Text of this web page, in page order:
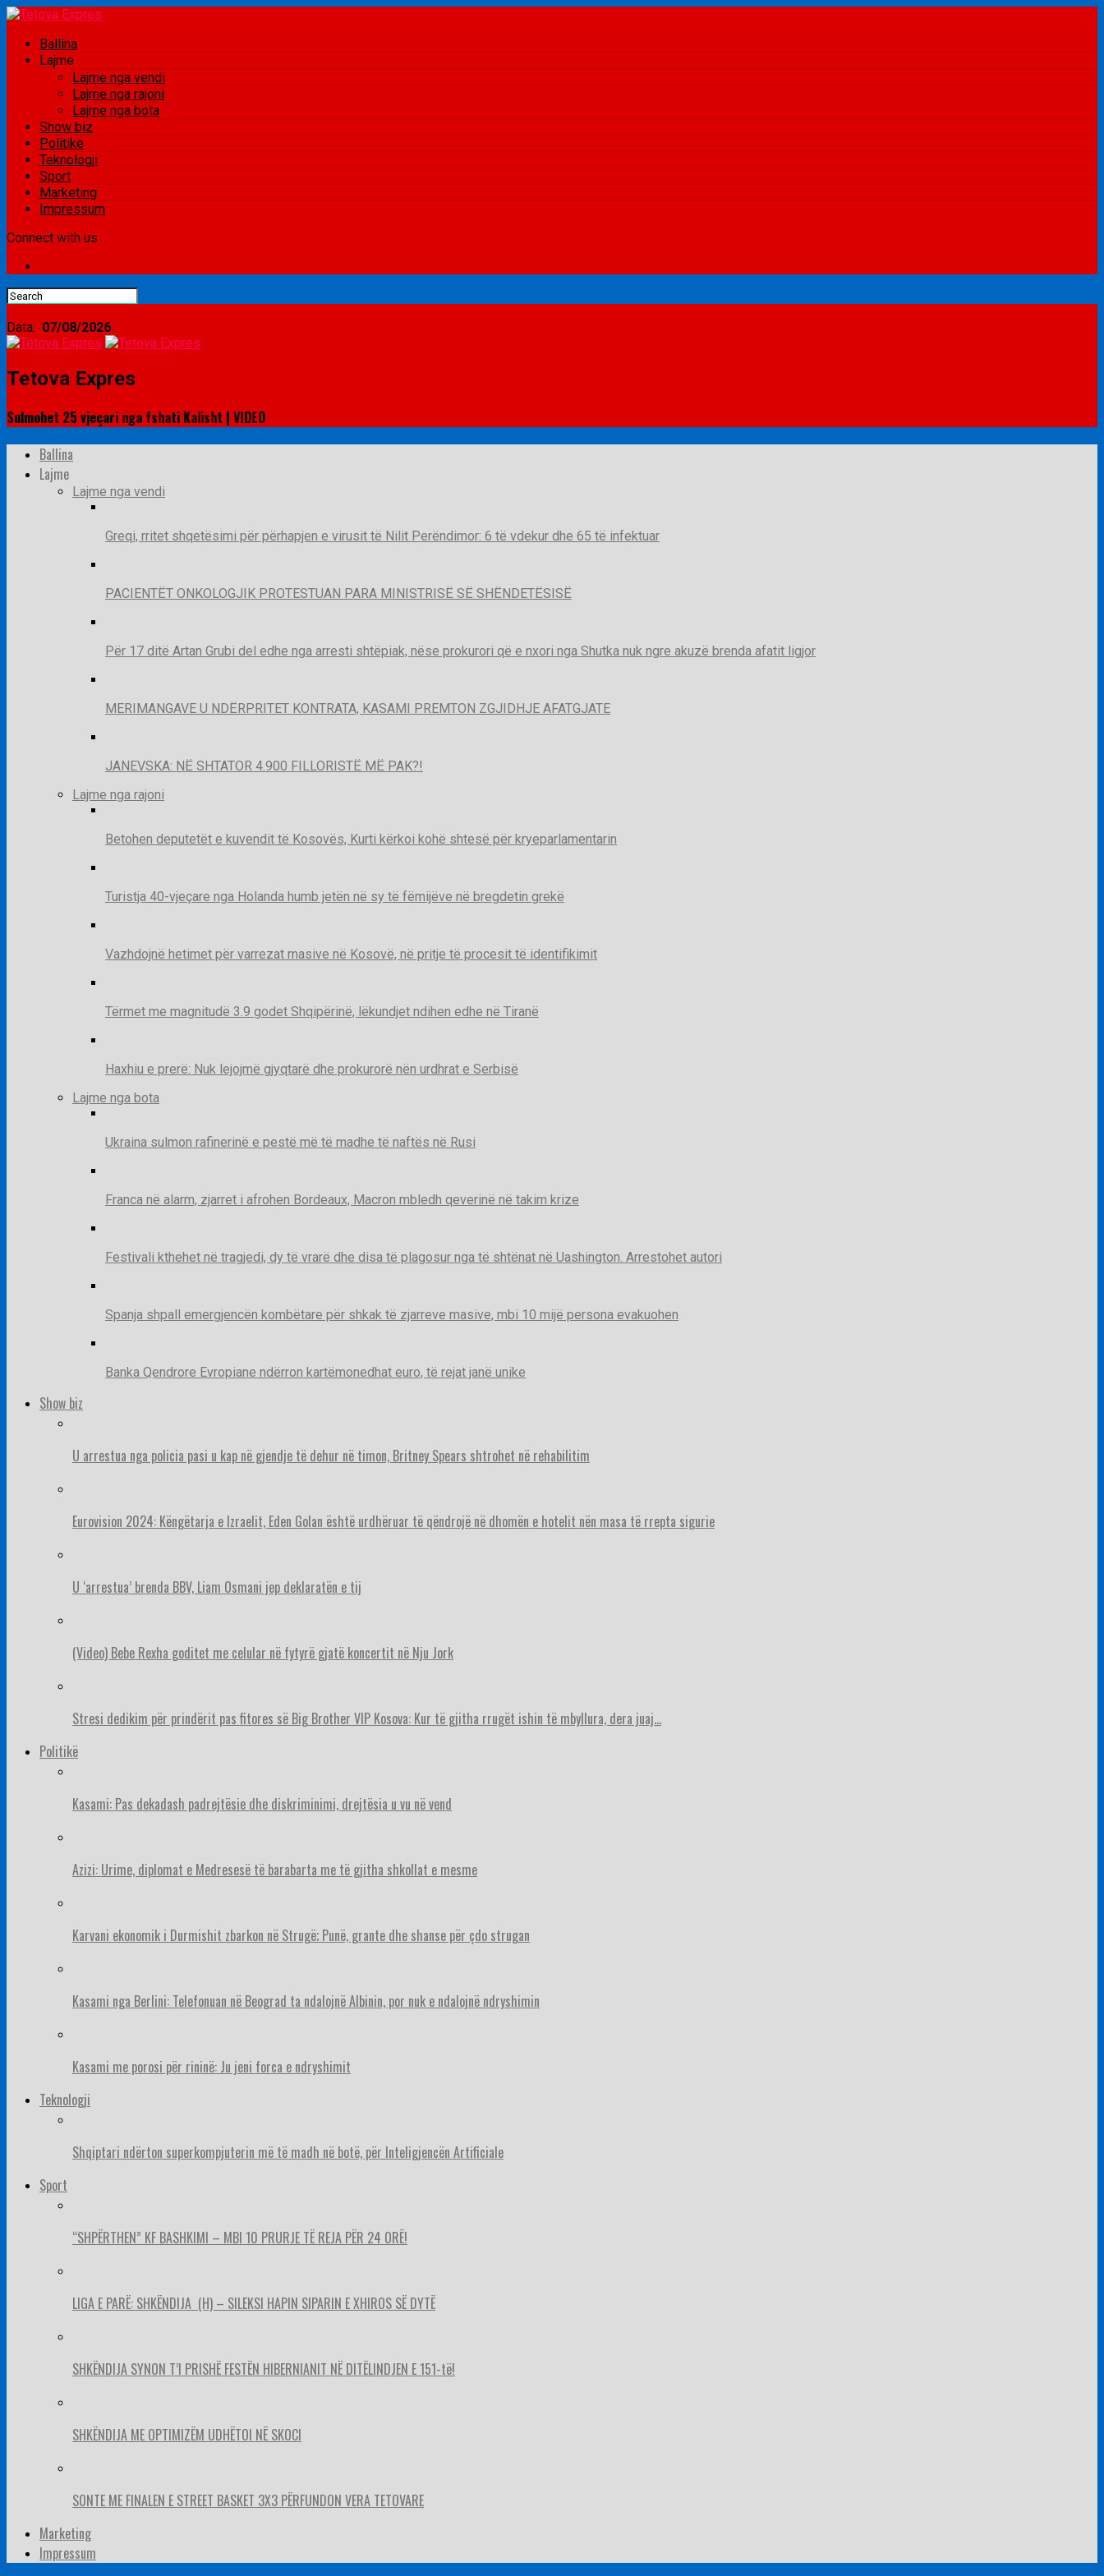
Ballina
Lajme
Lajme nga vendi
Lajme nga rajoni
Lajme nga bota
Show biz
Politikë
Teknologji
Sport
Marketing
Impressum
Connect with us
Data: 07/08/2026
Tetova Expres
Sulmohet 25 vjeçari nga fshati Kalisht | VIDEO
Ballina
Lajme
Lajme nga vendi
Greqi, rritet shqetësimi për përhapjen e virusit të Nilit Perëndimor: 6 të vdekur dhe 65 të infektuar
PACIENTËT ONKOLOGJIK PROTESTUAN PARA MINISTRISË SË SHËNDETËSISË
Për 17 ditë Artan Grubi del edhe nga arresti shtëpiak, nëse prokurori që e nxori nga Shutka nuk ngre akuzë brenda afatit ligjor
MERIMANGAVE U NDËRPRITET KONTRATA, KASAMI PREMTON ZGJIDHJE AFATGJATE
JANEVSKA: NË SHTATOR 4.900 FILLORISTË MË PAK?!
Lajme nga rajoni
Betohen deputetët e kuvendit të Kosovës, Kurti kërkoi kohë shtesë për kryeparlamentarin
Turistja 40-vjeçare nga Holanda humb jetën në sy të fëmijëve në bregdetin grekë
Vazhdojnë hetimet për varrezat masive në Kosovë, në pritje të procesit të identifikimit
Tërmet me magnitudë 3.9 godet Shqipërinë, lëkundjet ndihen edhe në Tiranë
Haxhiu e prerë: Nuk lejojmë gjyqtarë dhe prokurorë nën urdhrat e Serbisë
Lajme nga bota
Ukraina sulmon rafinerinë e pestë më të madhe të naftës në Rusi
Franca në alarm, zjarret i afrohen Bordeaux, Macron mbledh qeverinë në takim krize
Festivali kthehet në tragjedi, dy të vrarë dhe disa të plagosur nga të shtënat në Uashington. Arrestohet autori
Spanja shpall emergjencën kombëtare për shkak të zjarreve masive, mbi 10 mijë persona evakuohen
Banka Qendrore Evropiane ndërron kartëmonedhat euro, të rejat janë unike
Show biz
U arrestua nga policia pasi u kap në gjendje të dehur në timon, Britney Spears shtrohet në rehabilitim
Eurovision 2024: Këngëtarja e Izraelit, Eden Golan është urdhëruar të qëndrojë në dhomën e hotelit nën masa të rrepta sigurie
U ‘arrestua’ brenda BBV, Liam Osmani jep deklaratën e tij
(Video) Bebe Rexha goditet me celular në fytyrë gjatë koncertit në Nju Jork
Stresi dedikim për prindërit pas fitores së Big Brother VIP Kosova: Kur të gjitha rrugët ishin të mbyllura, dera juaj…
Politikë
Kasami: Pas dekadash padrejtësie dhe diskriminimi, drejtësia u vu në vend
Azizi: Urime, diplomat e Medresesë të barabarta me të gjitha shkollat e mesme
Karvani ekonomik i Durmishit zbarkon në Strugë; Punë, grante dhe shanse për çdo strugan
Kasami nga Berlini: Telefonuan në Beograd ta ndalojnë Albinin, por nuk e ndalojnë ndryshimin
Kasami me porosi për rininë: Ju jeni forca e ndryshimit
Teknologji
Shqiptari ndërton superkompjuterin më të madh në botë, për Inteligjencën Artificiale
Sport
“SHPËRTHEN” KF BASHKIMI – MBI 10 PRURJE TË REJA PËR 24 ORË!
LIGA E PARË: SHKËNDIJA (H) – SILEKSI HAPIN SIPARIN E XHIROS SË DYTË
SHKËNDIJA SYNON T’I PRISHË FESTËN HIBERNIANIT NË DITËLINDJEN E 151-të!
SHKËNDIJA ME OPTIMIZËM UDHËTOI NË SKOCI
SONTE ME FINALEN E STREET BASKET 3X3 PËRFUNDON VERA TETOVARE
Marketing
Impressum